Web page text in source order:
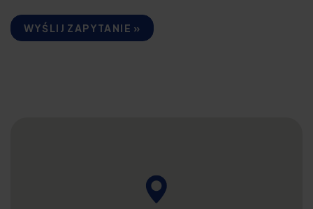
WYŚLIJ ZAPYTANIE »